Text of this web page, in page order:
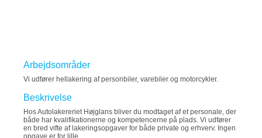
Arbejdsområder
Vi udfører hellakering af personbiler, varebiler og motorcykler.
Beskrivelse
Hos Autolakereriet Højglans bliver du modtaget af et personale, der
både har kvalifikationerne og kompetencerne på plads. Vi udfører
en bred vifte af lakeringsopgaver for både private og erhverv. Ingen
opgave er for lille.